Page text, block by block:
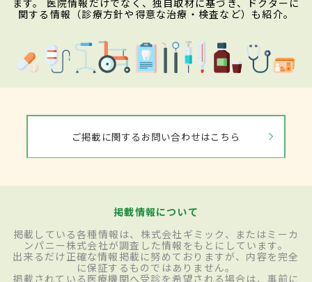
関する情報（診療方針や得意な治療・検査など）も紹介。
ご掲載に関するお問い合わせはこちら
掲載情報について
掲載している各種情報は、株式会社ギミック、またはミーカ
ンパニー株式会社が調査した情報をもとにしています。
出来るだけ正確な情報掲載に努めておりますが、内容を完全
に保証するものではありません。
掲載されている医療機関へ受診を希望される場合は、事前に